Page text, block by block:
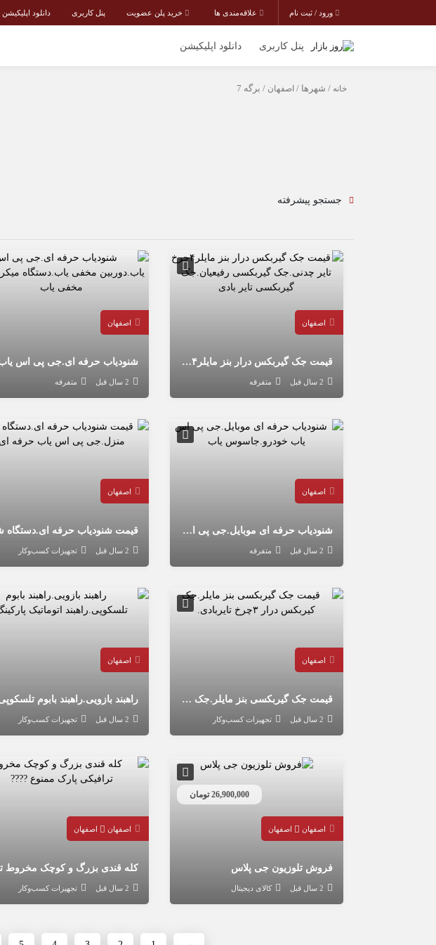
ورود / ثبت نام علاقه‌مندی ها خرید پلن عضویت پنل کاربری دانلود اپلیکیشن
پنل کاربری دانلود اپلیکیشن
خانه / شهرها / اصفهان / برگه 7
جستجو پیشرفته
اصفهان
قیمت جک گیربکس درار بنز مایلر۴چرخ تایر چدنی.جک گیربکسی رفیعیان.جک گیربکسی تایر بادی
2 سال قبل متفرقه
اصفهان
2 سال قبل متفرقه
اصفهان
شنودیاب حرفه ای موبایل.جی پی اس یاب خودرو.جاسوس یاب
2 سال قبل متفرقه
اصفهان
2 سال قبل تجهیزات کسب‌وکار
اصفهان
قیمت جک گیربکسی بنز مایلر.جک کیربکس درار ۳چرخ تایربادی.
2 سال قبل تجهیزات کسب‌وکار
اصفهان
2 سال قبل تجهیزات کسب‌وکار
اصفهان اصفهان
26,900,000 تومان
فروش تلوزیون جی پلاس
2 سال قبل کالای دیجیتال
اصفهان اصفهان
2 سال قبل تجهیزات کسب‌وکار